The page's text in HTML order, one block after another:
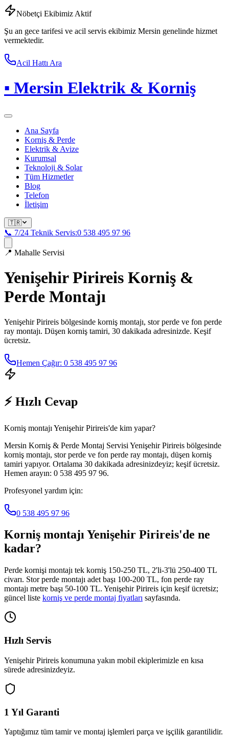
Nöbetçi Ekibimiz Aktif
Şu an gece tarifesi ve acil servis ekibimiz Mersin genelinde hizmet
vermektedir.
Acil Hattı Ara
▪ Mersin Elektrik & Korniş
Ana Sayfa
Korniş & Perde
Elektrik & Avize
Kurumsal
Teknoloji & Solar
Tüm Hizmetler
Blog
Telefon
İletişim
🇹🇷
📞 7/24 Teknik Servis:0 538 495 97 96
📍 Mahalle Servisi
Yenişehir Pirireis Korniş &
Perde Montajı
Yenişehir Pirireis bölgesinde korniş montajı, stor perde ve fon perde
ray montajı. Düşen korniş tamiri, 30 dakikada adresinizde. Keşif
ücretsiz.
Hemen Çağır: 0 538 495 97 96
⚡ Hızlı Cevap
Korniş montajı Yenişehir Pirireis'de kim yapar?
Mersin Korniş & Perde Montaj Servisi Yenişehir Pirireis bölgesinde
korniş montajı, stor perde ve fon perde ray montajı, düşen korniş
tamiri yapıyor. Ortalama 30 dakikada adresinizdeyiz; keşif ücretsiz.
Hemen arayın: 0 538 495 97 96.
Profesyonel yardım için:
0 538 495 97 96
Korniş montajıYenişehir Pirireis'de ne
kadar?
Perde kornişi montajı tek korniş 150-250 TL, 2'li-3'lü 250-400 TL
civarı. Stor perde montajı adet başı 100-200 TL, fon perde ray
montajı metre başı 50-100 TL. Yenişehir Pirireis için keşif ücretsiz;
güncel liste korniş ve perde montaj fiyatları sayfasında.
Hızlı Servis
Yenişehir Pirireis konumuna yakın mobil ekiplerimizle en kısa
sürede adresinizdeyiz.
1 Yıl Garanti
Yaptığımız tüm tamir ve montaj işlemleri parça ve işçilik garantilidir.